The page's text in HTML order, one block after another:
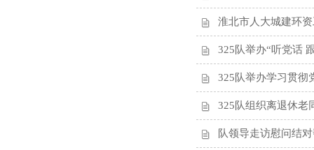
淮北市人大城建环
325队举办“听党话
325队举办学习贯彻
325队组织离退休老
队领导走访慰问结